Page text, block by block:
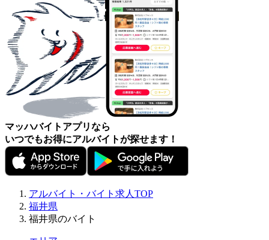
マッハバイトアプリなら
いつでもお得にアルバイトが探せます！
アルバイト・バイト求人TOP
福井県
福井県のバイト